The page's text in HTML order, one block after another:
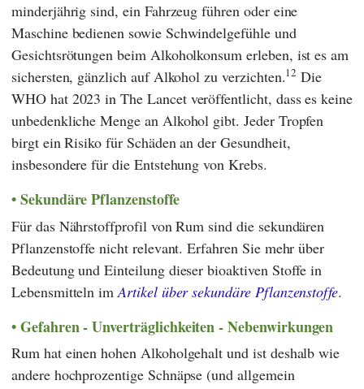
minderjährig sind, ein Fahrzeug führen oder eine
Maschine bedienen sowie Schwindelgefühle und
Gesichtsrötungen beim Alkoholkonsum erleben, ist es am
sichersten, gänzlich auf Alkohol zu verzichten.12 Die
WHO hat 2023 inThe Lancetveröffentlicht, dass es keine
unbedenkliche Menge an Alkohol gibt. Jeder Tropfen
birgt ein Risiko für Schäden an der Gesundheit,
insbesondere für die Entstehung von Krebs.
Sekundäre Pflanzenstoffe
Für das Nährstoffprofil von Rum sind die sekundären
Pflanzenstoffe nicht relevant. Erfahren Sie mehr über
Bedeutung und Einteilung dieser bioaktiven Stoffe in
Lebensmitteln imArtikel über sekundäre Pflanzenstoffe.
Gefahren - Unverträglichkeiten - Nebenwirkungen
Rum hat einen hohen Alkoholgehalt und ist deshalb wie
andere hochprozentige Schnäpse (und allgemein